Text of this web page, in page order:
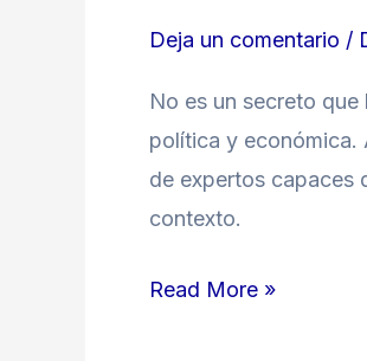
Deja un comentario /
No es un secreto
política y económica.
de expertos capaces
contexto.
Read More »